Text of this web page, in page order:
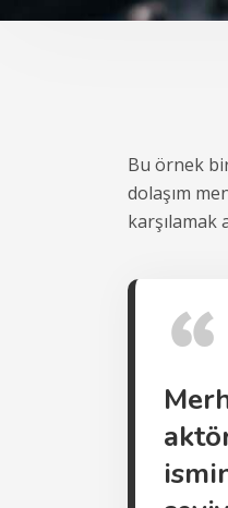
Bu örnek
dolaşım
karşılamak